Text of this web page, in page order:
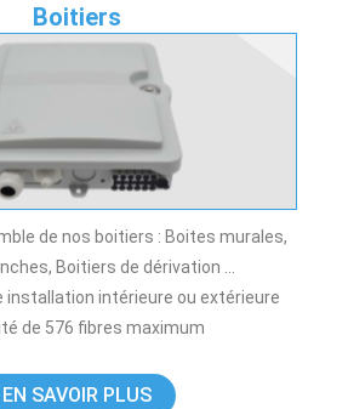
Boitiers
de nos boitiers : Boites murales,
Boitiers de dérivation …
installation intérieure ou extérieure
de 576 fibres maximum
EN SAVOIR PLUS